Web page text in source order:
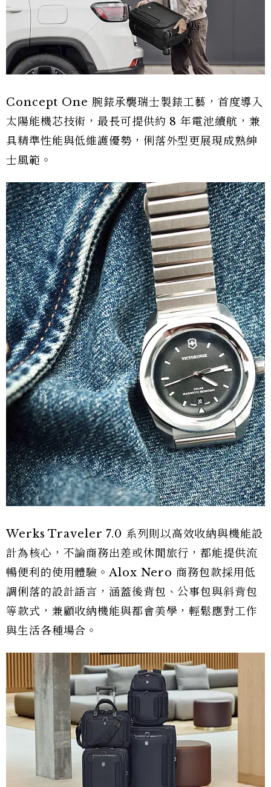
Concept One 腕錶承襲瑞士製錶工藝，首度導入
太陽能機芯技術，最長可提供約 8 年電池續航，兼
具精準性能與低維護優勢，俐落外型更展現成熟紳
士風範。
Werks Traveler 7.0 系列則以高效收納與機能設
計為核心，不論商務出差或休閒旅行，都能提供流
暢便利的使用體驗。Alox Nero 商務包款採用低
調俐落的設計語言，涵蓋後背包、公事包與斜背包
等款式，兼顧收納機能與都會美學，輕鬆應對工作
與生活各種場合。